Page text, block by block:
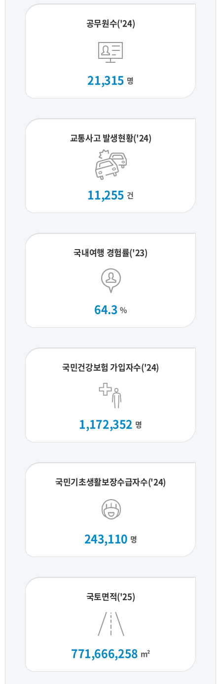
공무원수('24)
21,315 명
교통사고 발생현황('24)
11,255 건
국내여행 경험률('23)
64.3 %
국민건강보험 가입자수('24)
1,172,352 명
국민기초생활보장수급자수('24)
243,110 명
국토면적('25)
771,666,258 m²